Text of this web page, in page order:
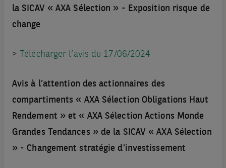
la SICAV « AXA Sélection » - Exposition risque de
change
> Télécharger l’avis du 17/06/2024
Avis à l’attention des actionnaires des
compartiments « AXA Sélection Obligations Haut
Rendement » et « AXA Sélection Actions Monde
Grandes Tendances » de la SICAV « AXA Sélection
» - Changement stratégie d’investissement